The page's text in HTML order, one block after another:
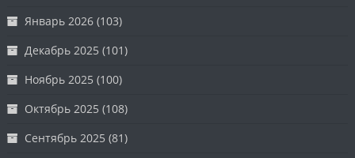
Январь 2026 (103)
Декабрь 2025 (101)
Ноябрь 2025 (100)
Октябрь 2025 (108)
Сентябрь 2025 (81)